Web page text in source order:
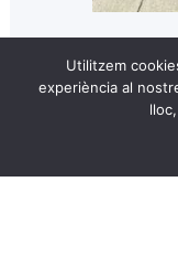
Utilitzem
experiència al